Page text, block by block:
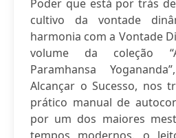
Poder que está por trás
cultivo da vontade
harmonia com a Vontade
volume da coleção
Paramhansa
Alcançar o Sucesso, nos
prático manual de
por um dos maiores